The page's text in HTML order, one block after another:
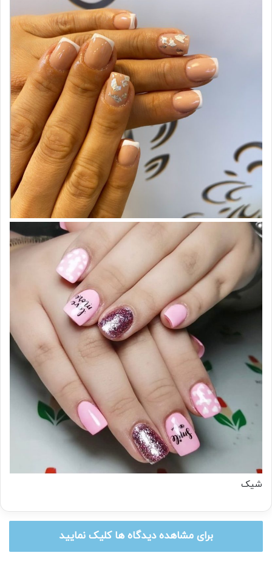
شیک
برای مشاهده دیدگاه ها کلیک نمایید